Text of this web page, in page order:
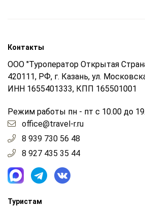
Контакты
ООО "Туроператор Открытая
420111, РФ, г. Казань, ул.
ИНН 1655401333, КПП 165501001
Режим работы пн - пт с 10.00 до
office@travel-r.ru
8 939 730 56 48
8 927 435 35 44
Туристам